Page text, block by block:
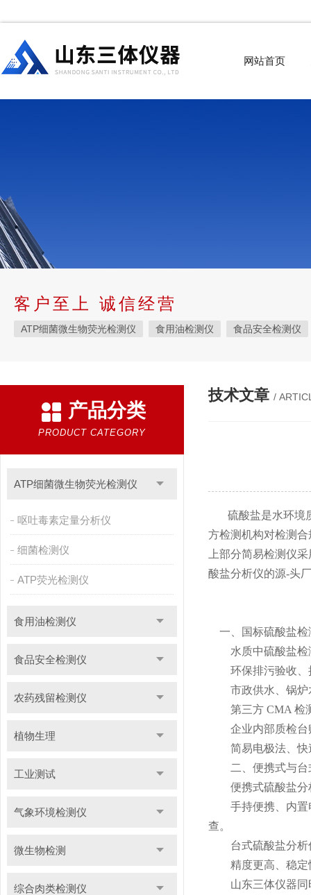
网站首页
客户至上 诚信经营
ATP细菌微生物荧光检测仪 食用油检测仪 食品安全检测仪
产品分类
PRODUCT CATEGORY
ATP细菌微生物荧光检测仪
呕吐毒素定量分析仪
细菌检测仪
ATP荧光检测仪
食用油检测仪
食品安全检测仪
农药残留检测仪
植物生理
工业测试
气象环境检测仪
微生物检测
综合肉类检测仪
技术文章 /
硫酸盐是水环境
方检测机构对检测
上部分简易检测仪
酸盐分析仪的源-头
一、国标硫酸盐检
水质中硫酸盐检测
环保排污验收、
市政供水、锅炉
第三方 CMA 检
企业内部质检台
简易电极法、快速
二、便携式与台
便携式硫酸盐分
手持便携、内置电
查。
台式硫酸盐分析
精度更高、稳定性
山东三体仪器同时